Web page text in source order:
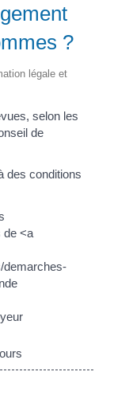
?
légale et
selon les
de
des conditions
de <a
demarches-